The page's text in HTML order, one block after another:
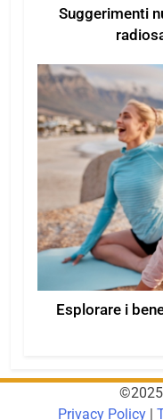
Suggerimenti
Esplorare i
©2025
Privacy Policy